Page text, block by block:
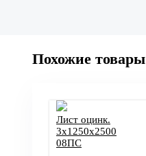
Похожие товары
Лист оцинк.
3х1250х2500
08ПС